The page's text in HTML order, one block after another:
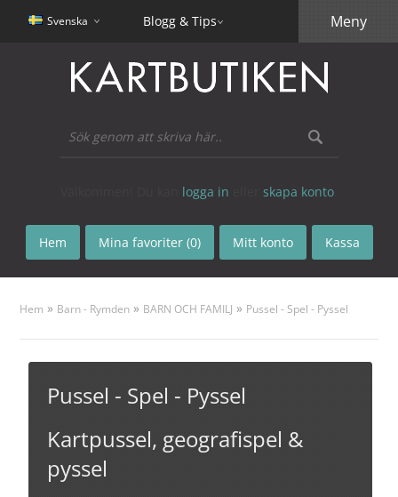
Svenska Blogg & Tips
logga in skapa konto
Hem Mina favoriter (0) Mitt konto Kassa
Meny
Hem » Barn - Rymden » BARN OCH FAMILJ » Pussel - Spel - Pyssel
Pussel - Spel - Pyssel
Kartpussel, geografispel &
pyssel